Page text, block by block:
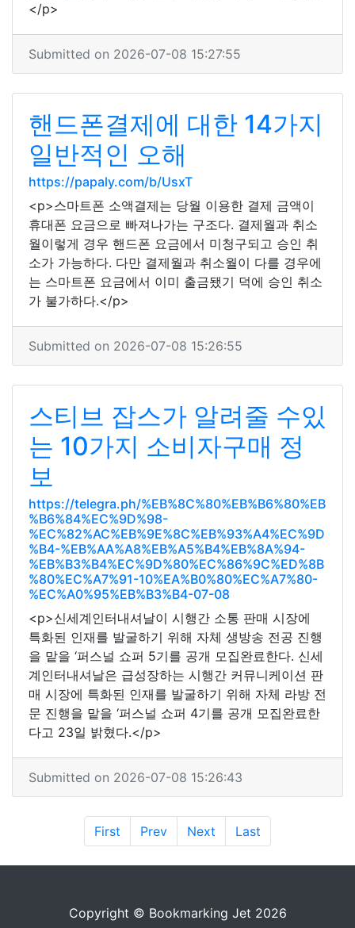
</p>
Submitted on 2026-07-08 15:27:55
핸드폰결제에 대한 14가지
일반적인 오해
https://papaly.com/b/UsxT
<p>스마트폰 소액결제는 당월 이용한 결제 금액이
휴대폰 요금으로 빠져나가는 구조다. 결제월과 취소
월이렇게 경우 핸드폰 요금에서 미청구되고 승인 취
소가 가능하다. 다만 결제월과 취소월이 다를 경우에
는 스마트폰 요금에서 이미 출금됐기 덕에 승인 취소
가 불가하다.</p>
Submitted on 2026-07-08 15:26:55
스티브 잡스가 알려줄 수있
는 10가지 소비자구매 정
보
https://telegra.ph/%EB%8C%80%EB%B6%80%EB
%B6%84%EC%9D%98-
%EC%82%AC%EB%9E%8C%EB%93%A4%EC%9D
%B4-%EB%AA%A8%EB%A5%B4%EB%8A%94-
%EB%B3%B4%EC%9D%80%EC%86%9C%ED%8B
%80%EC%A7%91-10%EA%B0%80%EC%A7%80-
%EC%A0%95%EB%B3%B4-07-08
<p>신세계인터내셔날이 시행간 소통 판매 시장에
특화된 인재를 발굴하기 위해 자체 생방송 전공 진행
을 맡을 ‘퍼스널 쇼퍼 5기를 공개 모집완료한다. 신세
계인터내셔날은 급성장하는 시행간 커뮤니케이션 판
매 시장에 특화된 인재를 발굴하기 위해 자체 라방 전
문 진행을 맡을 ‘퍼스널 쇼퍼 4기를 공개 모집완료한
다고 23일 밝혔다.</p>
Submitted on 2026-07-08 15:26:43
First Prev Next Last
Copyright © Bookmarking Jet 2026